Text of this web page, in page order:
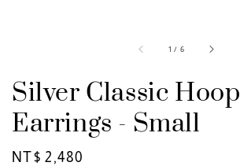
1 / 6
Silver Classic Hoop
Earrings - Small
Regular
NT$ 2,480